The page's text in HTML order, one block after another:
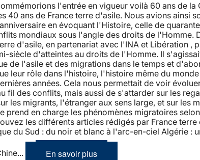
l'entrée en vigueur voilà 60 ans de la
40 ans de France terre d'asile. Nous avions ainsi
en évoquant l'Histoire, celle de
mondiaux sous l'angle des droits de l'Homme.
d'asile, en partenariat avec l'INA et Libération ,
siècle d'atteintes au droits de l'Homme. Il
de l'asile et des migrations dans le temps et
leur rôle dans l'histoire, l'histoire même du
années. Cela nous permettait de voir
fil des conflits, mais aussi de s'attarder sur les
les migrants, l'étranger aux sens large, et sur les
prend en charge les phénomènes migratoires
les différents articles rédigés par France
du Sud : du noir et blanc à l'arc-en-ciel Algérie :
En savoir plus